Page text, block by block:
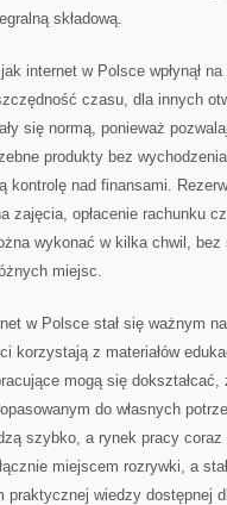
składową.
internet w Polsce wpłynął
czasu, dla innych
się normą, ponieważ
produkty bez
kontrolę nad finansami.
zajęcia, opłacenie rachunku
wykonać w kilka chwil,
miejsc.
w Polsce stał się ważnym
korzystają z materiałów
mogą się
do własnych
szybko, a rynek pracy coraz
miejscem rozrywki, a
praktycznej wiedzy dostępnej